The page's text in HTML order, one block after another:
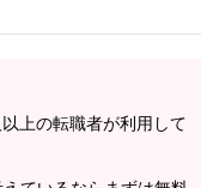
上の転職者が利用して